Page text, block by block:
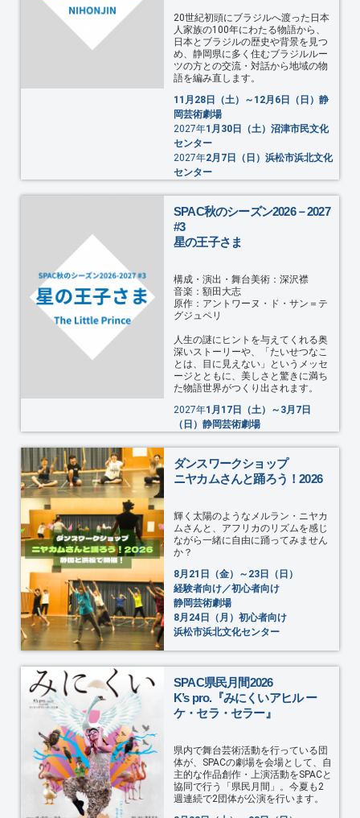
20世紀初頭にブラジルへ渡った日本
人家族の100年にわたる物語から、
日本とブラジルの歴史や背景を見つ
め、静岡県に多く住むブラジルルー
ツの方との交流・対話から地域の物
語を編み直します。
11月28日（土）～12月6日（日）静
岡芸術劇場
2027年1月30日（土）沼津市民文化
センター
2027年2月7日（日）浜松市浜北文化
センター
SPAC秋のシーズン2026－2027
#3
星の王子さま
構成・演出・舞台美術：深沢襟
音楽：額田大志
原作：アントワーヌ・ド・サン＝テ
グジュペリ
⼈⽣の謎にヒントを与えてくれる奥
深いストーリーや、「たいせつなこ
とは、⽬に⾒えない」というメッセ
ージとともに、美しさと驚きに満ち
た物語世界がつくり出されます。
2027年1月17日（土）～3月7日
（日）静岡芸術劇場
ダンスワークショップ
ニヤカムさんと踊ろう！2026
輝く太陽のようなメルラン・ニヤカ
ムさんと、アフリカのリズムを感じ
ながら一緒に自由に踊ってみません
か？
8月21日（金）～23日（日）
経験者向け／初心者向け
静岡芸術劇場
8月24日（月）初心者向け
浜松市浜北文化センター
SPAC県民月間2026
K’s pro.『みにくいアヒル ー
ケ・セラ・セラー』
県内で舞台芸術活動を行っている団
体が、SPACの劇場を会場として、自
主的な作品創作・上演活動をSPACと
協同で行う「県民月間」。今夏も2
週連続で2団体が公演を行います。